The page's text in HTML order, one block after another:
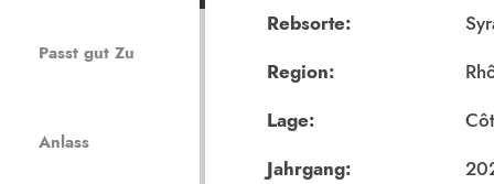
Passt gut Zu
Anlass
Rebsorte:
Region:
Lage:
Jahrgang: